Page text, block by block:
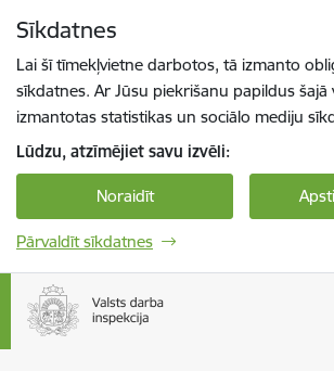
Sīkdatnes
Lai šī tīmekļvietne darbotos, tā izmanto
sīkdatnes. Ar Jūsu piekrišanu papildus
izmantotas statistikas un sociālo mediju
Lūdzu, atzīmējiet savu izvēli:
Noraidīt
Pārvaldīt sīkdatnes